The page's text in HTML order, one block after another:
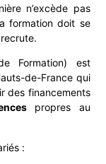
n’excède pas
formation doit se
Formation) est
de-France qui
des financements
propres au
: